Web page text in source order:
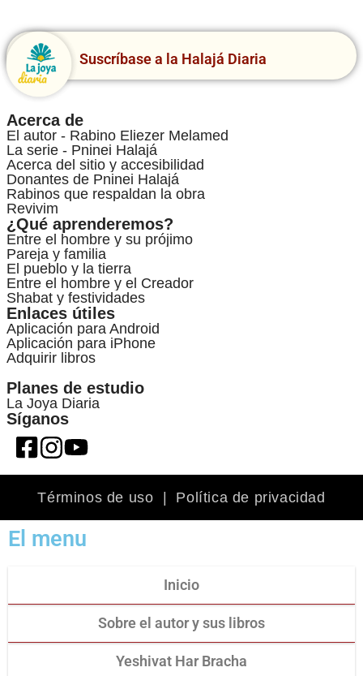
Suscríbase a la Halajá Diaria
Acerca de
El autor - Rabino Eliezer Melamed
La serie - Pninei Halajá
Acerca del sitio y accesibilidad
Donantes de Pninei Halajá
Rabinos que respaldan la obra
Revivim
¿Qué aprenderemos?
Entre el hombre y su prójimo
Pareja y familia
El pueblo y la tierra
Entre el hombre y el Creador
Shabat y festividades
Enlaces útiles
Aplicación para Android
Aplicación para iPhone
Adquirir libros
Planes de estudio
La Joya Diaria
Síganos
Términos de uso Política de privacidad
El menu
Inicio
Sobre el autor y sus libros
Yeshivat Har Bracha